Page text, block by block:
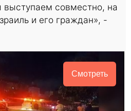
совместно, на
и его граждан», -
Смотреть